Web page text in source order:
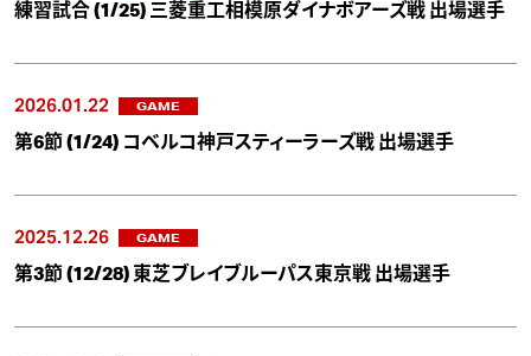
練習試合 (1/25) 三菱重工相模原ダイナボアーズ戦 出場選手
2026.01.22 GAME
第6節 (1/24) コベルコ神戸スティーラーズ戦 出場選手
2025.12.26 GAME
第3節 (12/28) 東芝ブレイブルーパス東京戦 出場選手